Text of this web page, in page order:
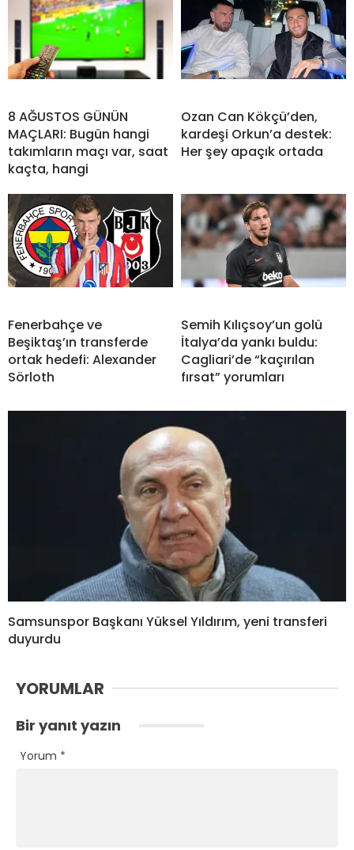
8 AĞUSTOS GÜNÜN
MAÇLARI: Bugün hangi
takımların maçı var, saat
kaçta, hangi
Ozan Can Kökçü’den,
kardeşi Orkun’a destek:
Her şey apaçık ortada
Fenerbahçe ve
Beşiktaş’ın transferde
ortak hedefi: Alexander
Sörloth
Semih Kılıçsoy’un golü
İtalya’da yankı buldu:
Cagliari’de “kaçırılan
fırsat” yorumları
Samsunspor Başkanı Yüksel Yıldırım, yeni transferi
duyurdu
YORUMLAR
Bir yanıt yazın
Yorum *